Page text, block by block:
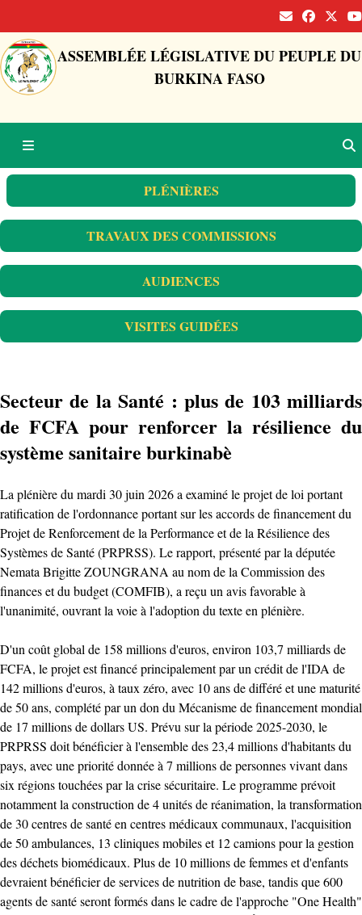
ASSEMBLÉE LÉGISLATIVE DU PEUPLE DU
BURKINA FASO
PLÉNIÈRES
TRAVAUX DES COMMISSIONS
AUDIENCES
VISITES GUIDÉES
Secteur de la Santé : plus de 103 milliards
de FCFA pour renforcer la résilience du
système sanitaire burkinabè
La plénière du mardi 30 juin 2026 a examiné le projet de loi portant
ratification de l'ordonnance portant sur les accords de financement du
Projet de Renforcement de la Performance et de la Résilience des
Systèmes de Santé (PRPRSS). Le rapport, présenté par la députée
Nemata Brigitte ZOUNGRANA au nom de la Commission des
finances et du budget (COMFIB), a reçu un avis favorable à
l'unanimité, ouvrant la voie à l'adoption du texte en plénière.
D'un coût global de 158 millions d'euros, environ 103,7 milliards de
FCFA, le projet est financé principalement par un crédit de l'IDA de
142 millions d'euros, à taux zéro, avec 10 ans de différé et une maturité
de 50 ans, complété par un don du Mécanisme de financement mondial
de 17 millions de dollars US. Prévu sur la période 2025-2030, le
PRPRSS doit bénéficier à l'ensemble des 23,4 millions d'habitants du
pays, avec une priorité donnée à 7 millions de personnes vivant dans
six régions touchées par la crise sécuritaire. Le programme prévoit
notamment la construction de 4 unités de réanimation, la transformation
de 30 centres de santé en centres médicaux communaux, l'acquisition
de 50 ambulances, 13 cliniques mobiles et 12 camions pour la gestion
des déchets biomédicaux. Plus de 10 millions de femmes et d'enfants
devraient bénéficier de services de nutrition de base, tandis que 600
agents de santé seront formés dans le cadre de l'approche "One Health"